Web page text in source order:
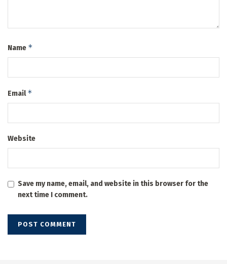
Name *
Email*
Website
Save my name, email, and website in this browser for the
next time I comment.